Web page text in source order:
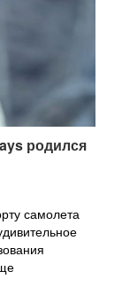
родился
самолета